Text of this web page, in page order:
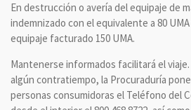
En destrucción o avería del equipaje de
indemnizado con el equivalente a 80
equipaje facturado 150 UMA.
Mantenerse informados facilitará el
algún contratiempo, la Procuraduría
personas consumidoras el Teléfono del